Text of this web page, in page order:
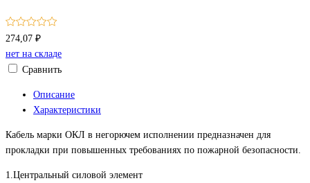
274,07 ₽
нет на складе
Сравнить
Описание
Характеристики
Кабель марки ОКЛ в негорючем исполнении предназначен для
прокладки при повышенных требованиях по пожарной безопасности.
1.Центральный силовой элемент